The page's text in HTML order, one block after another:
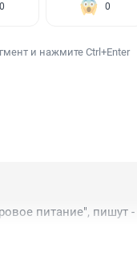
0 0
и нажмите Ctrl+Enter
питание", пишут